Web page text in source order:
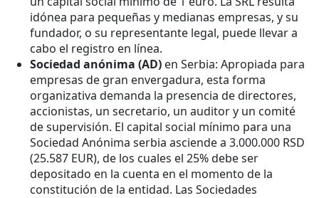
idónea para pequeñas y medianas empresas, y su
fundador, o su representante legal, puede llevar a
cabo el registro en línea.
Sociedad anónima (AD) en Serbia: Apropiada para
empresas de gran envergadura, esta forma
organizativa demanda la presencia de directores,
accionistas, un secretario, un auditor y un comité
de supervisión. El capital social mínimo para una
Sociedad Anónima serbia asciende a 3.000.000 RSD
(25.587 EUR), de los cuales el 25% debe ser
depositado en la cuenta en el momento de la
constitución de la entidad. Las Sociedades